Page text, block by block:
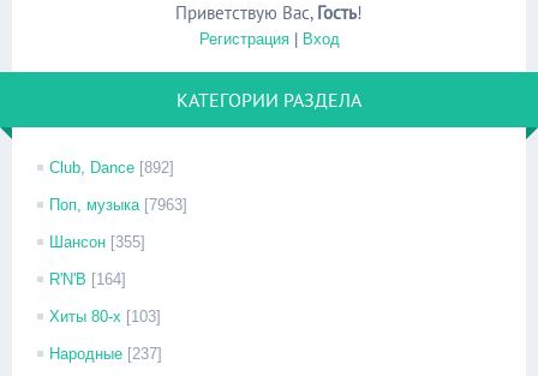
Приветствую Вас, Гость!
Регистрация| Вход
КАТЕГОРИИ РАЗДЕЛА
Club, Dance [892]
Поп, музыка [7963]
Шансон [355]
R'N'B [164]
Хиты 80-х [103]
Народные [237]